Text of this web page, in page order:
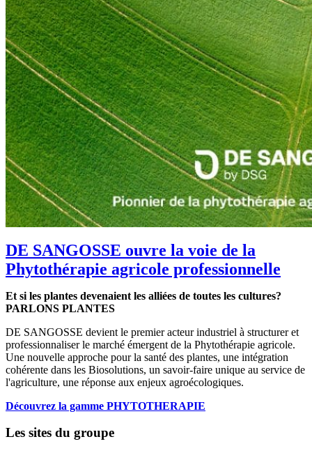
DE SANGOSSE ouvre la voie de la
Phytothérapie agricole professionnelle
Et si les plantes devenaient les alliées de toutes les cultures?
PARLONS PLANTES
DE SANGOSSE devient le premier acteur industriel à structurer et
professionnaliser le marché émergent de la Phytothérapie agricole.
Une nouvelle approche pour la santé des plantes, une intégration
cohérente dans les Biosolutions, un savoir-faire unique au service de
l'agriculture, une réponse aux enjeux agroécologiques.
Découvrez la gamme PHYTOTHERAPIE
Les sites du groupe